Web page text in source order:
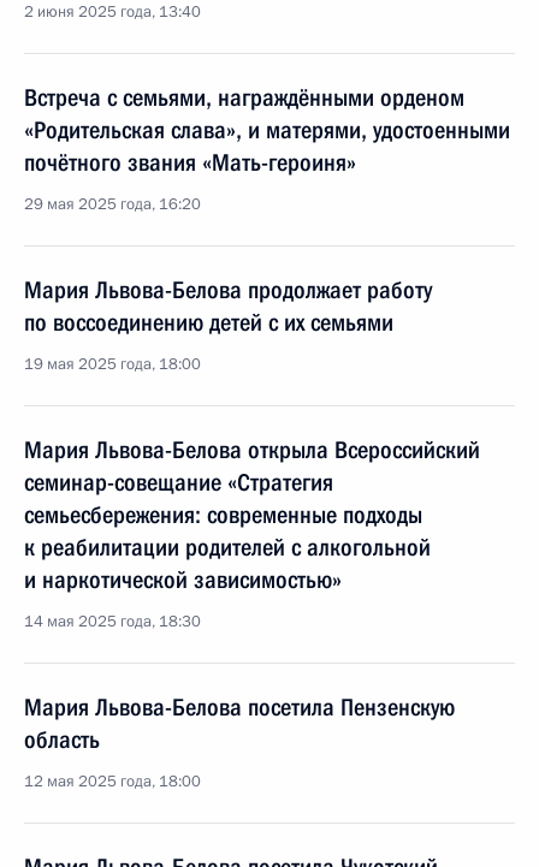
2 июня 2025 года, 13:40
Встреча с семьями, награждёнными орденом
«Родительская слава», и матерями, удостоенными
почётного звания «Мать-героиня»
29 мая 2025 года, 16:20
Мария Львова-Белова продолжает работу
по воссоединению детей с их семьями
19 мая 2025 года, 18:00
Мария Львова-Белова открыла Всероссийский
семинар-совещание «Стратегия
семьесбережения: современные подходы
к реабилитации родителей с алкогольной
и наркотической зависимостью»
14 мая 2025 года, 18:30
Мария Львова-Белова посетила Пензенскую
область
12 мая 2025 года, 18:00